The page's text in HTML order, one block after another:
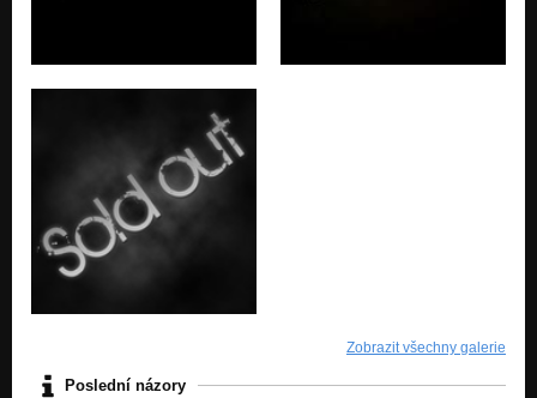
Zobrazit všechny galerie
Poslední názory